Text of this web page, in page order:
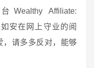
Affiliate:
安在网上守业的阅
，请多多反对，能够